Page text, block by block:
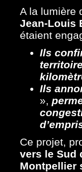
A la lumière
Jean-Louis
étaient
Ils
Ils
»,
Ce projet,
vers le Sud
Montpellier